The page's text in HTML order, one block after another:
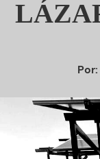
Por: